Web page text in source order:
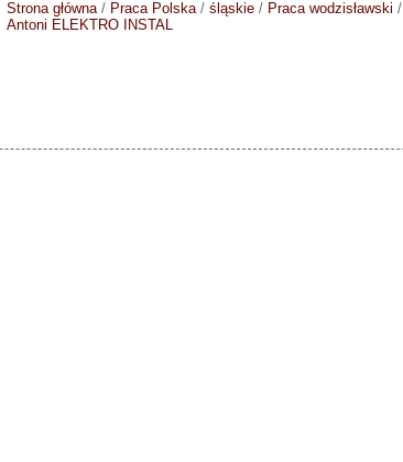
Strona główna/ Praca Polska/ śląskie / Praca wodzisławski /
Antoni ELEKTRO INSTAL